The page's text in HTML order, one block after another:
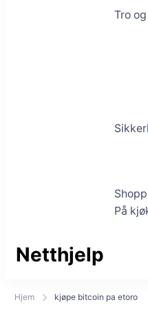
Tro
På
Netthjelp
Hjem kjøpe bitcoin pa etoro